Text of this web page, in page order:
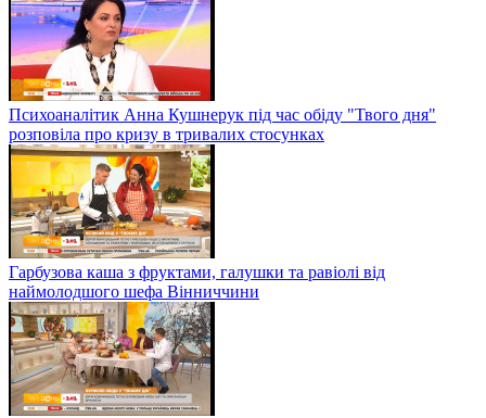
Психоаналітик Анна Кушнерук під час обіду "Твого дня"
розповіла про кризу в тривалих стосунках
Гарбузова каша з фруктами, галушки та равіолі від
наймолодшого шефа Вінниччини